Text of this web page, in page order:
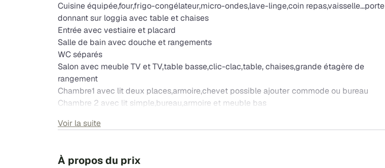
Cuisine équipée,four,frigo-congélateur,micro-ondes,lave-linge,coin repas,vaisselle...porte
donnant sur loggia avec table et chaises
Entrée avec vestiaire et placard
Salle de bain avec douche et rangements
WC séparés
Salon avec meuble TV et TV,table basse,clic-clac,table, chaises,grande étagère de
rangement
Chambre1 avec lit deux places,armoire,chevet possible ajouter commode ou bureau
Chambre 2 avec lit simple,bureau,armoire et meuble bas
Cave privative
Voir la suite
À propos du prix